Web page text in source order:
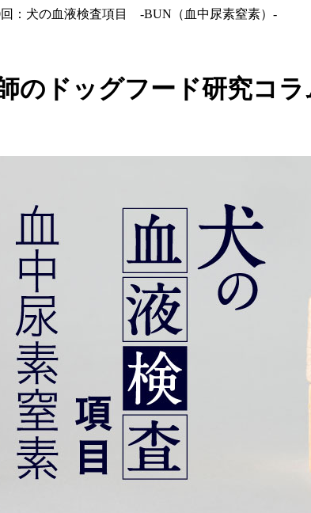
回：犬の血液検査項目 -BUN（血中尿素窒素）-
のドッグフード研究コラ